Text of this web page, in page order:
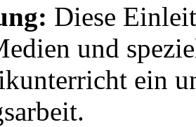
Diese
und
ein